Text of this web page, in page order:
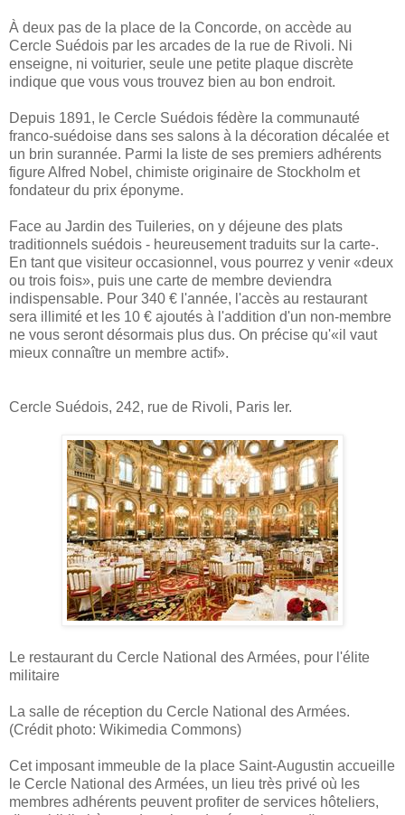
À deux pas de la place de la Concorde, on accède au
Cercle Suédois par les arcades de la rue de Rivoli. Ni
enseigne, ni voiturier, seule une petite plaque discrète
indique que vous vous trouvez bien au bon endroit.
Depuis 1891, le Cercle Suédois fédère la communauté
franco-suédoise dans ses salons à la décoration décalée et
un brin surannée. Parmi la liste de ses premiers adhérents
figure Alfred Nobel, chimiste originaire de Stockholm et
fondateur du prix éponyme.
Face au Jardin des Tuileries, on y déjeune des plats
traditionnels suédois - heureusement traduits sur la carte-.
En tant que visiteur occasionnel, vous pourrez y venir «deux
ou trois fois», puis une carte de membre deviendra
indispensable. Pour 340 € l'année, l'accès au restaurant
sera illimité et les 10 € ajoutés à l'addition d'un non-membre
ne vous seront désormais plus dus. On précise qu'«il vaut
mieux connaître un membre actif».
Cercle Suédois, 242, rue de Rivoli, Paris Ier.
Le restaurant du Cercle National des Armées, pour l'élite
militaire
La salle de réception du Cercle National des Armées.
(Crédit photo: Wikimedia Commons)
Cet imposant immeuble de la place Saint-Augustin accueille
le Cercle National des Armées, un lieu très privé où les
membres adhérents peuvent profiter de services hôteliers,